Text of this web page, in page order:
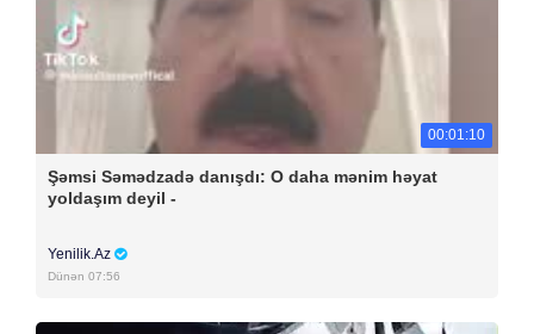
00:01:10
Şəmsi Səmədzadə danışdı: O daha mənim həyat
yoldaşım deyil -
Yenilik.Az
Dünən 07:56